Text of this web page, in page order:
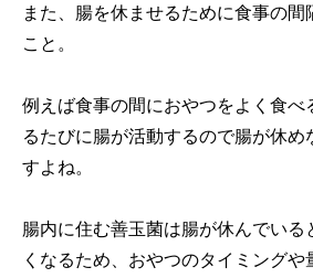
また、腸を休ませるために食事の間
こと。
例えば食事の間におやつをよく食べ
るたびに腸が活動するので腸が休め
すよね。
腸内に住む善玉菌は腸が休んでいる
くなるため、おやつのタイミングや